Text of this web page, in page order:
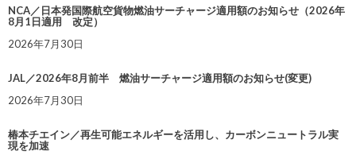
NCA／日本発国際航空貨物燃油サーチャージ適用額のお知らせ（2026年
8月1日適用 改定）
2026年7月30日
JAL／2026年8月前半 燃油サーチャージ適用額のお知らせ(変更)
2026年7月30日
椿本チエイン／再生可能エネルギーを活用し、カーボンニュートラル実
現を加速